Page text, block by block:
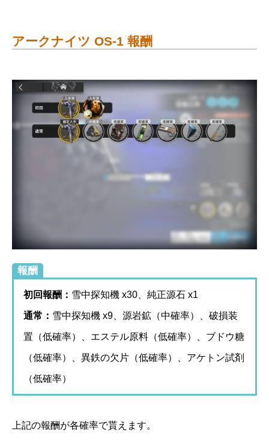
アークナイツ OS-1 報酬
報酬
初回報酬： 雪中探知機 x30、純正源石 x1
通常： 雪中探知機 x9、源岩鉱（中確率）、破損装
置（低確率）、エステル原料（低確率）、ブドウ糖
（低確率）、異鉄の欠片（低確率）、アケトン試剤
（低確率）
上記の報酬が各確率で貰えます。